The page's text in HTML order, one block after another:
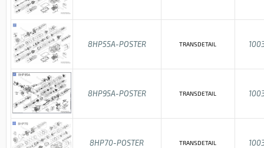
8HP55A-POSTER TRANSDETAIL
8HP95A-POSTER TRANSDETAIL
8HP70-POSTER TRANSDETAIL